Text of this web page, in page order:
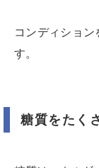
コンディション
す。
糖質をたく